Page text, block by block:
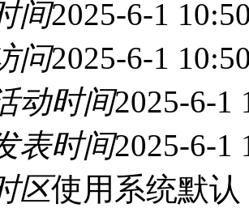
间2025-6-1
问2025-6-1
动时间2025-6-1
表时间2025-6-1
区使用系统默认